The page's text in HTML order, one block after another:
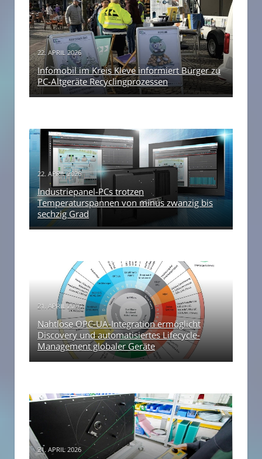
22. APRIL 2026
Infomobil im Kreis Kleve informiert Bürger zu
PC-Altgeräte Recyclingprozessen
22. APRIL 2026
Industriepanel-PCs trotzen
Temperaturspannen von minus zwanzig bis
sechzig Grad
21. APRIL 2026
Nahtlose OPC-UA-Integration ermöglicht
Discovery und automatisiertes Lifecycle-
Management globaler Geräte
21. APRIL 2026